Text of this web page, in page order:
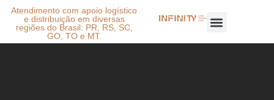
Atendimento com apoio logístico
e distribuição em diversas
regiões do Brasil: PR, RS, SC,
GO, TO e MT.